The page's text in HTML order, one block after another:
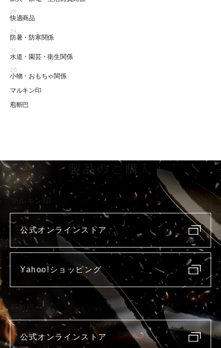
23
快適商品
24
防暑・防寒関係
25
水道・園芸・衛生関係
26
小物・おもちゃ関係
マルキン印
庖斬巴
製品のご購入
マルキン印
公式オンラインストア
Yahoo!ショッピング
庖斬巴
公式オンラインストア